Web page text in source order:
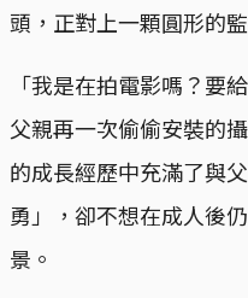
頭，正對上一顆圓形的
「我是在拍電影嗎？要
父親再一次偷偷安裝的
的成長經歷中充滿了與
勇」，卻不想在成人後
景。